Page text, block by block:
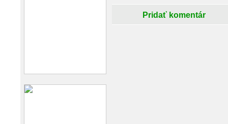
Pridať komentár